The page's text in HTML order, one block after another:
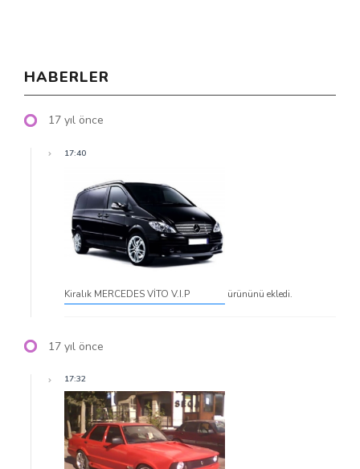
HABERLER
17 yıl önce
17:40
Kiralık MERCEDES VİTO V.I.P ürününü ekledi.
17 yıl önce
17:32